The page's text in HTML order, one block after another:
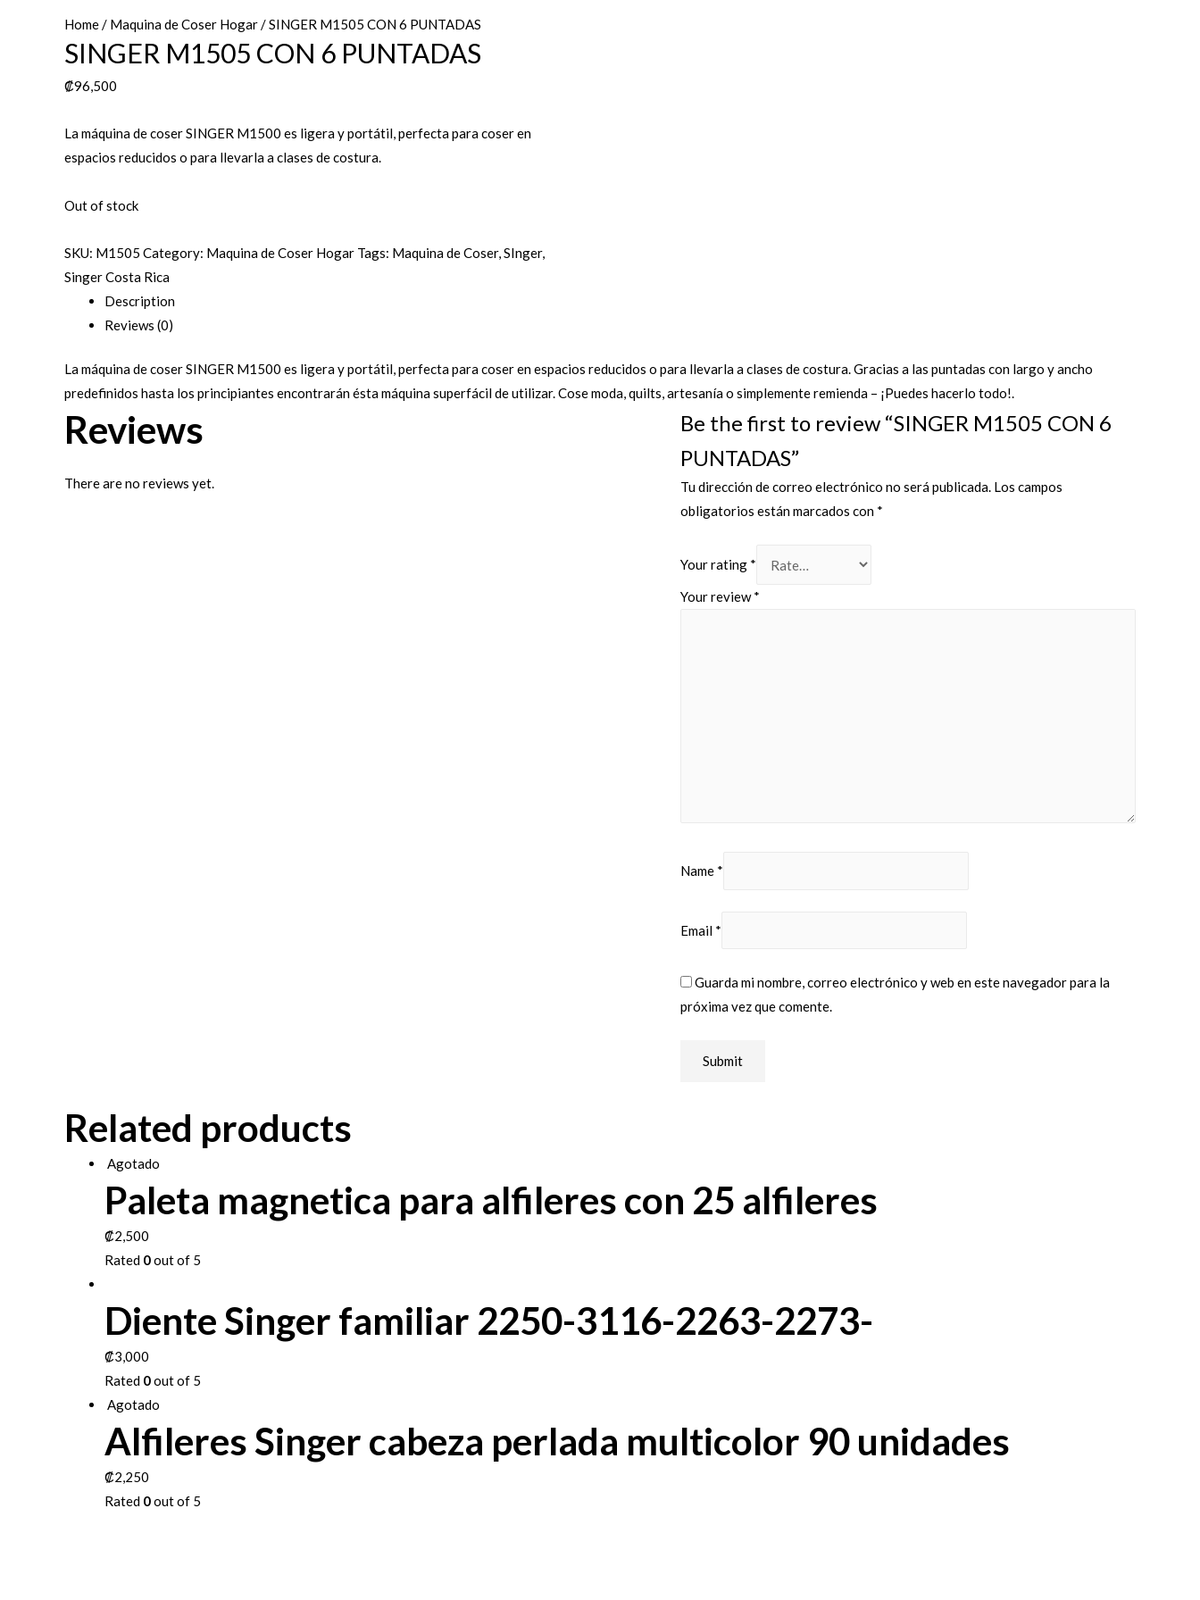
Home/ Maquina de Coser Hogar/ SINGER M1505 CON 6 PUNTADAS
SINGER M1505 CON 6 PUNTADAS
₡96,500
La máquina de coser SINGER M1500 es ligera y portátil, perfecta para coser en
espacios reducidos o para llevarla a clases de costura.
Out of stock
SKU: M1505 Category: Maquina de Coser Hogar Tags: Maquina de Coser,SInger,
Singer Costa Rica
Description
Reviews (0)
La máquina de coser SINGER M1500 es ligera y portátil, perfecta para coser en espacios reducidos o para llevarla a clases de costura. Gracias a las puntadas con largo y ancho
predefinidos hasta los principiantes encontrarán ésta máquina superfácil de utilizar. Cose moda, quilts, artesanía o simplemente remienda – ¡Puedes hacerlo todo!.
Reviews
There are no reviews yet.
Be the first to review “SINGER M1505 CON 6
PUNTADAS”
Tu dirección de correo electrónico no será publicada. Los campos
obligatorios están marcados con *
Your rating *
Your review*
Name *
Email *
Guarda mi nombre, correo electrónico y web en este navegador para la
próxima vez que comente.
Related products
Agotado
Paleta magnetica para alfileres con 25 alfileres
₡2,500
Rated 0out of 5
Diente Singer familiar 2250-3116-2263-2273-
₡3,000
Rated 0out of 5
Agotado
Alfileres Singer cabeza perlada multicolor 90 unidades
₡2,250
Rated 0out of 5